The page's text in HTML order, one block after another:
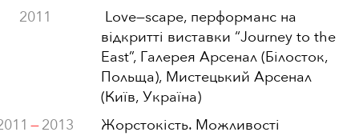
2011
Love—scape, перформанс на
відкритті виставки “Journey to the
East”, Галерея Арсенал (Білосток,
Польща), Мистецький Арсенал
(Київ, Україна)
—2013
Жорстокість. Можливості